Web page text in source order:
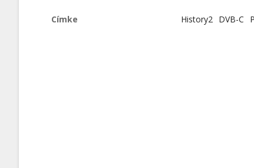
Címke History2 DVB-C